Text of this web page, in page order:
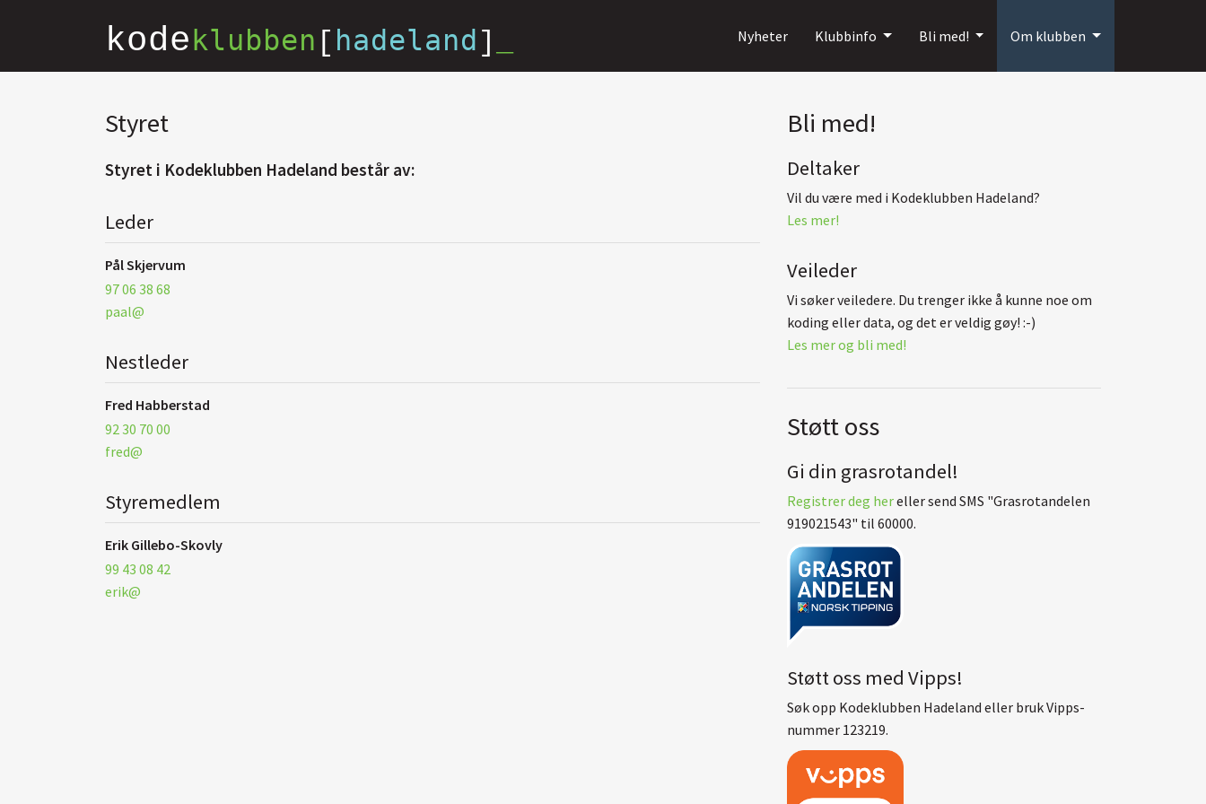
kodeklubben [ hadeland] Nyheter Klubbinfo Bli med! Om klubben
Styret
Styret i Kodeklubben Hadeland består av:
Leder
Pål Skjervum
97 06 38 68
paal@
Nestleder
Fred Habberstad
92 30 70 00
fred@
Styremedlem
Erik Gillebo-Skovly
99 43 08 42
erik@
Bli med!
Deltaker
Vil du være med i Kodeklubben Hadeland?
Les mer!
Veileder
Vi søker veiledere. Du trenger ikke å kunne noe om
koding eller data, og det er veldig gøy! :-)
Les mer og bli med!
Støtt oss
Gi din grasrotandel!
Registrer deg hereller send SMS "Grasrotandelen
919021543" til 60000.
Støtt oss med Vipps!
Søk opp Kodeklubben Hadeland eller bruk Vipps-
nummer 123219.